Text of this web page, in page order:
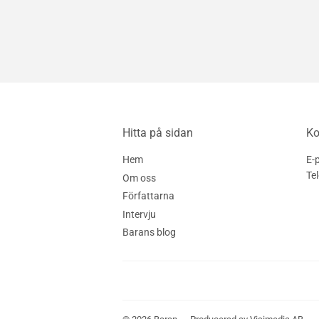
Hitta på sidan
Hem
Om oss
Författarna
Intervju
Barans blog
E-